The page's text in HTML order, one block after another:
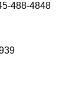
488-4848